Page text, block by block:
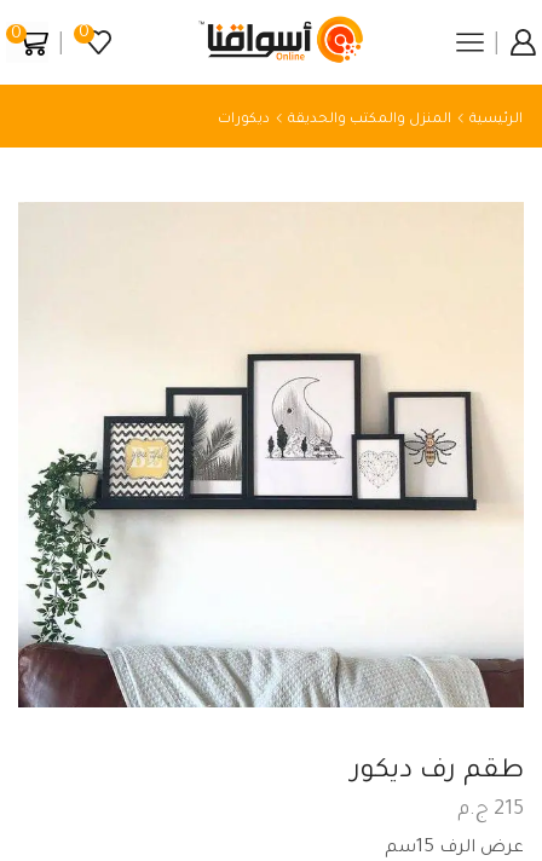
0
0
الرئيسية المنزل والمكتب والحديقة ديكورات
طقم رف ديكور
215 ج.م
عرض الرف 15سم